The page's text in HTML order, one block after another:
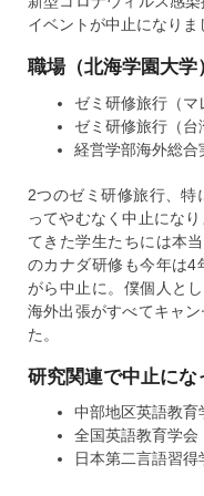
イベントが中止になりま
職場（北海学園大
ゼミ研修旅行（マ
ゼミ研修旅行（台
経営学部海外総合
2つのゼミ研修旅行、特
ってやむなく中止にな
てきた学生たちには本
のカナダ研修も今年は4
がら中止に。僕個人と
海外出張がすべてキャ
た。
研究関連で中止にな
中部地区英語教育
全国英語教育学会
日本第二言語習得